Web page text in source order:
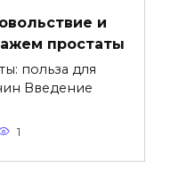
и
простаты
польза для
Введение
1